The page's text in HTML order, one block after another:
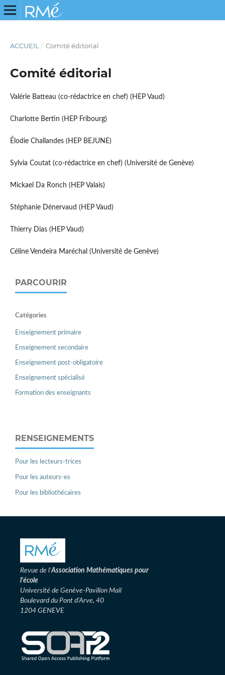
ACCUEIL / Comité éditorial
Comité éditorial
Valérie Batteau (co-rédactrice en chef) (HEP Vaud)
Charlotte Bertin (HEP Fribourg)
Élodie Challandes (HEP BEJUNE)
Sylvia Coutat (co-rédactrice en chef) (Université de Genève)
Mickael Da Ronch (HEP Valais)
Stéphanie Dénervaud (HEP Vaud)
Thierry Dias (HEP Vaud)
Céline Vendeira Maréchal (Université de Genève)
PARCOURIR
Catégories
Enseignement primaire
Enseignement secondaire
Enseignement post-obligatoire
Enseignement spécialisé
Formation des enseignants
RENSEIGNEMENTS
Pour les lecteurs-trices
Pour les auteurs-es
Pour les bibliothécaires
Revue de l'Association Mathématiques pour
l'école
Université de Genève-Pavillon Mail
Boulevard du Pont d’Arve, 40
1204 GENEVE